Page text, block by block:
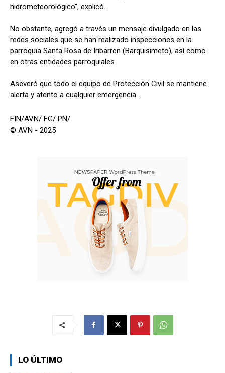
hidrometeorológico", explicó.
No obstante, agregó a través un mensaje divulgado en las
redes sociales que se han realizado inspecciones en la
parroquia Santa Rosa de Iribarren (Barquisimeto), así como
en otras entidades parroquiales.
Aseveró que todo el equipo de Protección Civil se mantiene
alerta y atento a cualquier emergencia.
FIN/AVN/ FG/ PN/
© AVN - 2025
LO ÚLTIMO